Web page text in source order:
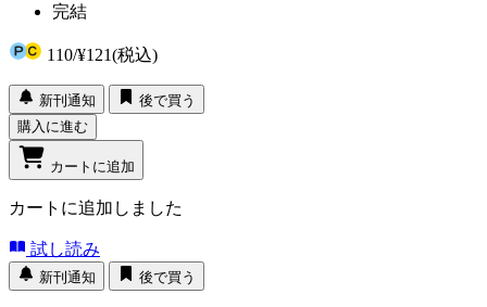
完結
110/¥121(税込)
新刊通知
後で買う
購入に進む
カートに追加
カートに追加しました
試し読み
新刊通知 後で買う